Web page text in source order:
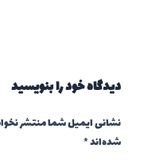
دیدگاه‌ خود را بنویسید
نشانی ایمیل شما منتشر
شده‌اند*